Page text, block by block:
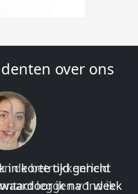
over ons
de betrokkenheid
leggen vond ik